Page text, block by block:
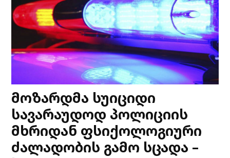
მოზარდმა სუიციდი
სავარაუდოდ პოლიციის
მხრიდან ფსიქოლოგიური
ძალადობის გამო სცადა –